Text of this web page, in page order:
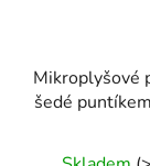
Mikroplyšové
šedé puntíkem 70 x 90